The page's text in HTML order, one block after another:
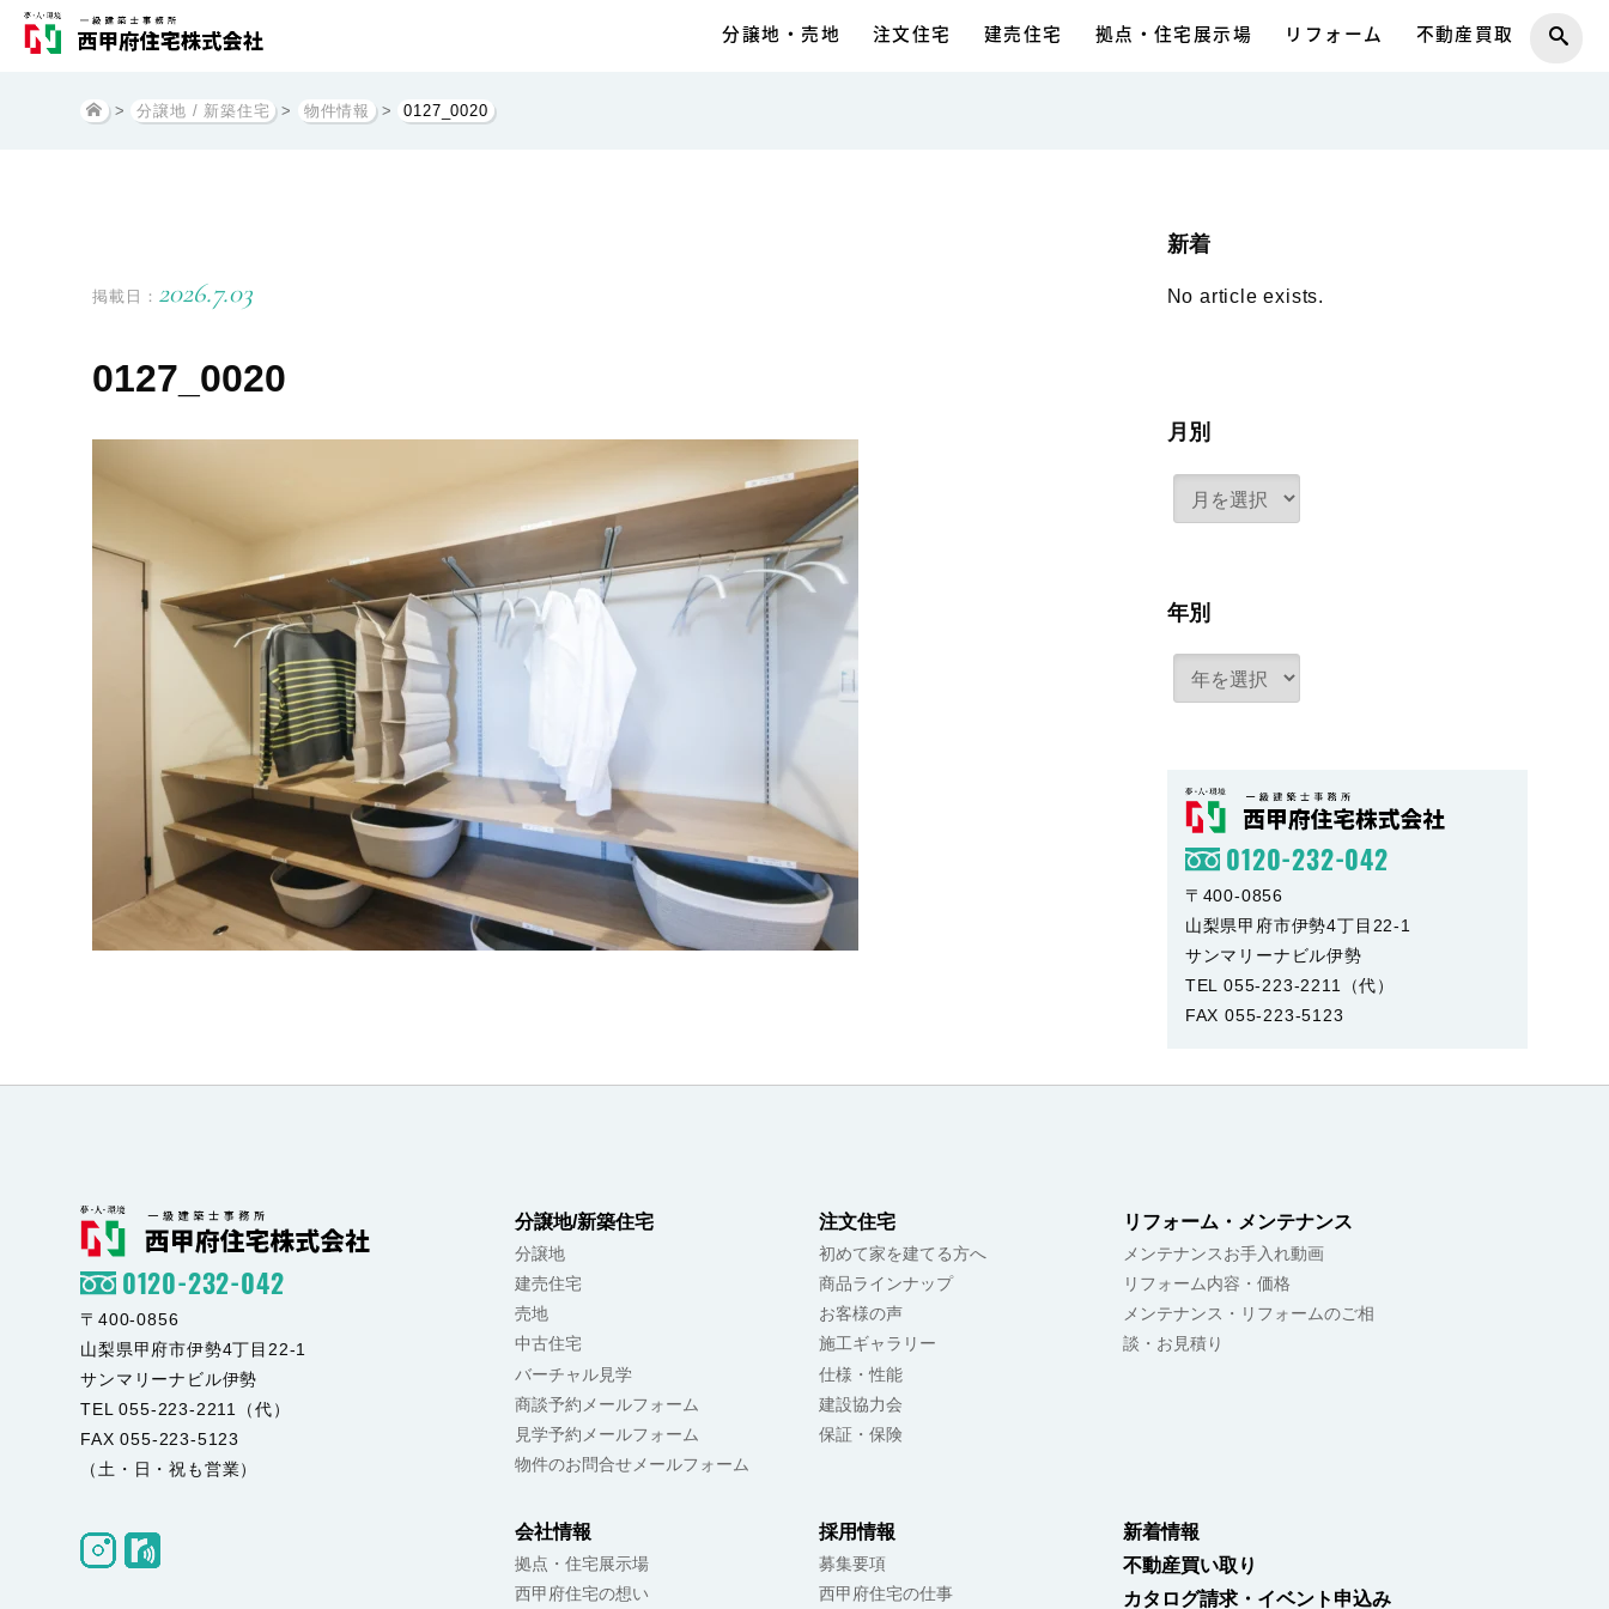
分譲地・売地 注文住宅 建売住宅 拠点・住宅展示場 リフォーム 不動産買取
> 分譲地 / 新築住宅 > 物件情報 > 0127_0020
掲載日： 2026.7.03
0127_0020
新着
No article exists.
月別
年別
0120-232-042
〒400-0856
山梨県甲府市伊勢4丁目22-1
サンマリーナビル伊勢
TEL 055-223-2211（代）
FAX 055-223-5123
分譲地/新築住宅
分譲地
建売住宅
売地
中古住宅
バーチャル見学
商談予約メールフォーム
見学予約メールフォーム
物件のお問合せメールフォーム
注文住宅
初めて家を建てる方へ
商品ラインナップ
お客様の声
施工ギャラリー
仕様・性能
建設協力会
保証・保険
リフォーム・メンテナンス
メンテナンスお手入れ動画
リフォーム内容・価格
メンテナンス・リフォームのご相
談・お見積り
会社情報
拠点・住宅展示場
西甲府住宅の想い
採用情報
募集要項
西甲府住宅の仕事
新着情報
不動産買い取り
カタログ請求・イベント申込み
0120-232-042
〒400-0856
山梨県甲府市伊勢4丁目22-1
サンマリーナビル伊勢
TEL 055-223-2211（代）
FAX 055-223-5123
（土・日・祝も営業）